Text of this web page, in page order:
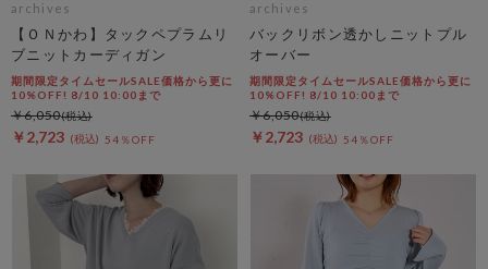
archives
【ＯＮかわ】タックペプラムリ
ブニットカーディガン
期間限定タイムセールSALE価格から更に
10%OFF! 8/10 10:00まで
￥2,723 54％OFF
￥6,050
archives
バックリボン透かしニットプル
オーバー
期間限定タイムセールSALE価格から更に
10%OFF! 8/10 10:00まで
￥2,723 54％OFF
￥6,050